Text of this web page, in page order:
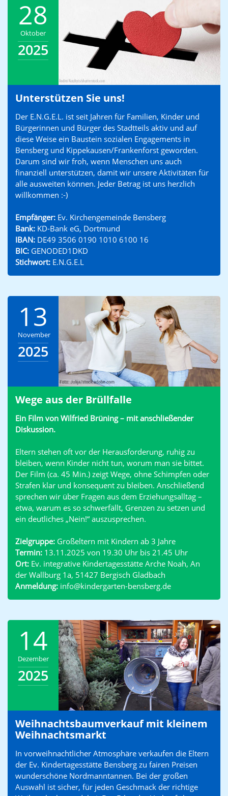
28
Oktober
2025
Unterstützen Sie uns!
Der E.N.G.E.L. ist seit Jahren für Familien, Kinder und
Bürgerinnen und Bürger des Stadtteils aktiv und auf
diese Weise ein Baustein sozialen Engagements in
Bensberg und Kippekausen/Frankenforst geworden.
Darum sind wir froh, wenn Menschen uns auch
finanziell unterstützen, damit wir unsere Aktivitäten für
alle ausweiten können. Jeder Betrag ist uns herzlich
willkommen :-)
Empfänger: Ev. Kirchengemeinde Bensberg
Bank: KD-Bank eG, Dortmund
IBAN: DE49 3506 0190 1010 6100 16
BIC: GENODED1DKD
Stichwort: E.N.G.E.L
13
November
2025
Wege aus der Brüllfalle
Ein Film von Wilfried Brüning – mit anschließender
Diskussion.
Eltern stehen oft vor der Herausforderung, ruhig zu
bleiben, wenn Kinder nicht tun, worum man sie bittet.
Der Film (ca. 45 Min.) zeigt Wege, ohne Schimpfen oder
Strafen klar und konsequent zu bleiben. Anschließend
sprechen wir über Fragen aus dem Erziehungsalltag –
etwa, warum es so schwerfällt, Grenzen zu setzen und
ein deutliches „Nein!“ auszusprechen.
Zielgruppe: Großeltern mit Kindern ab 3 Jahre
Termin: 13.11.2025 von 19.30 Uhr bis 21.45 Uhr
Ort: Ev. integrative Kindertagesstätte Arche Noah, An
der Wallburg 1a, 51427 Bergisch Gladbach
Anmeldung: info@kindergarten-bensberg.de
14
Dezember
2025
Weihnachtsbaumverkauf mit kleinem
Weihnachtsmarkt
In vorweihnachtlicher Atmosphäre verkaufen die Eltern
der Ev. Kindertagesstätte Bensberg zu fairen Preisen
wunderschöne Nordmanntannen. Bei der großen
Auswahl ist sicher, für jeden Geschmack der richtige